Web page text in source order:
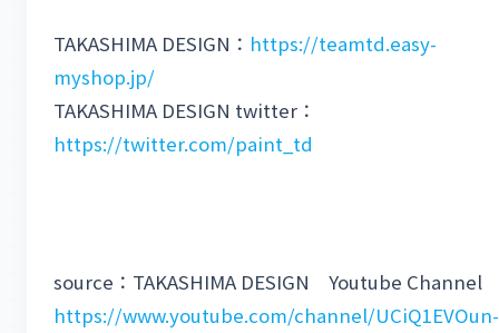
TAKASHIMA DESIGN： https://teamtd.easy-
myshop.jp/
TAKASHIMA DESIGN twitter：
https://twitter.com/paint_td
source：TAKASHIMA DESIGN Youtube Channel
https://www.youtube.com/channel/UCiQ1EVOun-